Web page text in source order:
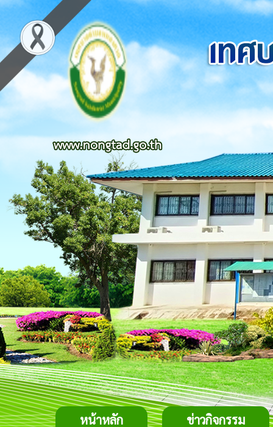
หน้าหลัก ข่าวกิจกรรม